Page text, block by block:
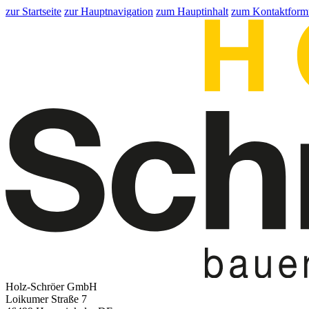
zur Startseite zur Hauptnavigation zum Hauptinhalt zum
Holz-Schröer GmbH
Loikumer Straße 7